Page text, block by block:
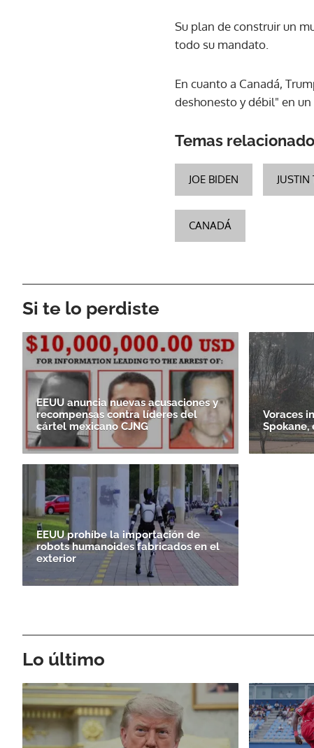
Su plan de construir un
todo su mandato.
En cuanto a Canadá,
deshonesto y débil" en
Temas
JOE BIDEN JUSTIN
CANADÁ
Si te lo perdiste
EEUU anuncia nuevas acusaciones y
recompensas contra líderes del
cártel mexicano CJNG
Voraces
Spokane,
EEUU prohíbe la importación de
robots humanoides fabricados en el
exterior
Lo último